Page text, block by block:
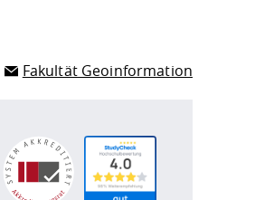
Fakultät Geoinformation